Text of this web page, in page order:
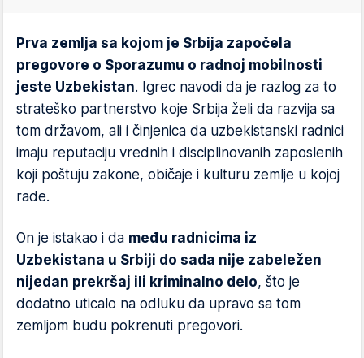
Prva zemlja sa kojom je Srbija započela
pregovore o Sporazumu o radnoj mobilnosti
jeste Uzbekistan. Igrec navodi da je razlog za to
strateško partnerstvo koje Srbija želi da razvija sa
tom državom, ali i činjenica da uzbekistanski radnici
imaju reputaciju vrednih i disciplinovanih zaposlenih
koji poštuju zakone, običaje i kulturu zemlje u kojoj
rade.
On je istakao i da među radnicima iz
Uzbekistana u Srbiji do sada nije zabeležen
nijedan prekršaj ili kriminalno delo, što je
dodatno uticalo na odluku da upravo sa tom
zemljom budu pokrenuti pregovori.